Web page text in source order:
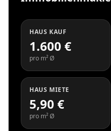
HAUS KAUF
1.600 €
pro m² Ø
HAUS MIETE
5,90 €
pro m² Ø